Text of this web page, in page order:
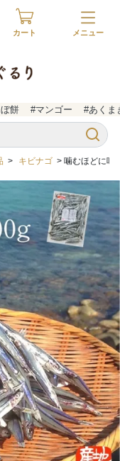
カート
餅 #マンゴー #あくま
> キビナゴ > 噛むほどに味